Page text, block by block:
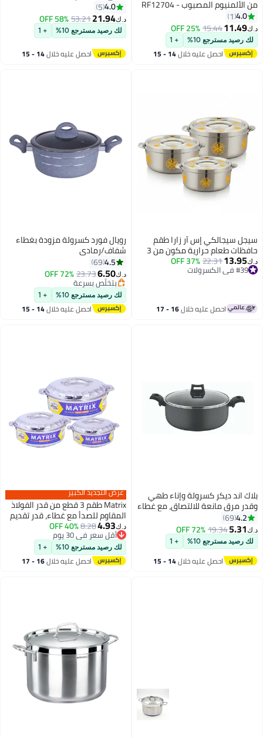
من الألمنيوم المصبوب - RF12704
/ أواني طهي غير لاصقة مع طلاء
جرانيت، متوافق مع موقد ساخن،
هالوجين، وأسطح الغاز
4.0
1
د.ك‏11.49
15.44
25% OFF
لك رصيد مسترجع 10% + 1
احصل عليه خلال 14 - 15
اغسطس
4.0
5
د.ك‏21.94
53.21
58% OFF
لك رصيد مسترجع 10% + 1
احصل عليه خلال 14 - 15
اغسطس
سيجل سيجالكي إس آر زارا طقم
حافظات طعام حرارية مكون من 3
لتر | كسرولة معزولة من الستانلس
د.ك‏13.95
22.31
37% OFF
#39 في الكسرولات
احصل عليه خلال 16 - 17
رويال فورد كسرولة مزودة بغطاء
شفاف/رمادي
4.5
69
د.ك‏6.50
23.73
72% OFF
بتخلّص بسرعة
بتخلّص بسرعة
لك رصيد مسترجع 10% + 1
احصل عليه خلال 14 - 15
بلاك اند ديكر كسرولة وإناء طهي
وقدر مرق مانعة للالتصاق، مع غطاء
بالرش، من مادة البولي تيترا فلورو
إيثلين المانعة للالتصاق طراز
BXSCP26BME أسود
4.2
69
د.ك‏5.31
19.34
72% OFF
لك رصيد مسترجع 10% + 1
احصل عليه خلال 14 - 15
عرض التجديد الكبير
Matrix طقم 3 قطع من قدر الفولاذ
المقاوم للصدأ مع غطاء، قدر تقديم
1000 مل | 2000 مل | 3000 مل
د.ك‏4.93
8.28
40% OFF
أقل سعر في 30 يوم
أقل سعر في 30 يوم
لك رصيد مسترجع 10% + 1
احصل عليه خلال 16 - 17